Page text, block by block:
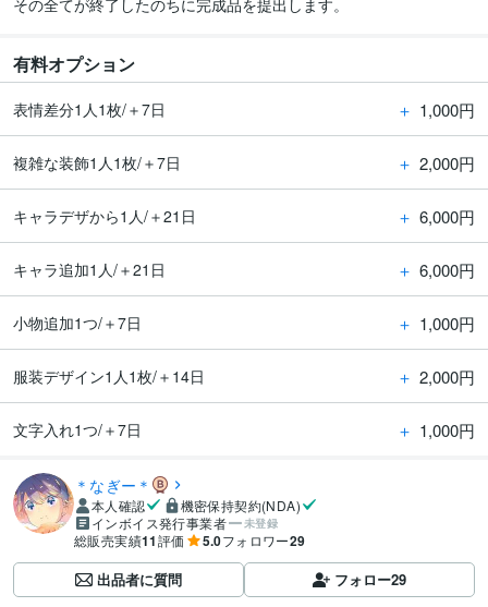
その全てが終了したのちに完成品を提出します。
有料オプション
表情差分1人1枚/＋7日 ＋ 1,000円
複雑な装飾1人1枚/＋7日 ＋ 2,000円
キャラデザから1人/＋21日 ＋ 6,000円
キャラ追加1人/＋21日 ＋ 6,000円
小物追加1つ/＋7日 ＋ 1,000円
服装デザイン1人1枚/＋14日 ＋ 2,000円
文字入れ1つ/＋7日 ＋ 1,000円
＊なぎー＊
本人確認
機密保持契約(NDA)
インボイス発行事業者
未登録
総販売実績11評価 5.0フォロワー29
出品者に質問 フォロー29